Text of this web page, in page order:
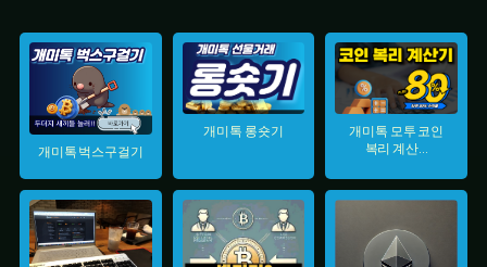
개미톡 벅스구걸기
개미톡 롱숏기
개미톡 모투 코인
복리 계산...